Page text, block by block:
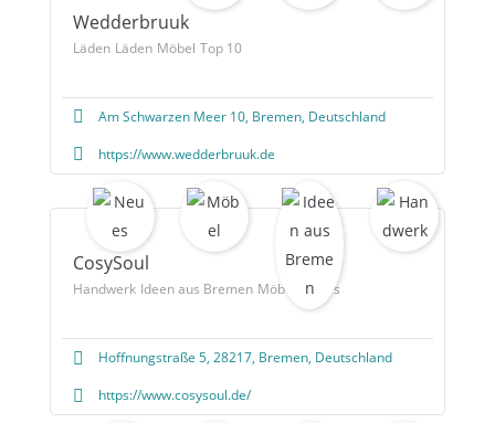
Wedderbruuk
Läden Läden Möbel Top 10
Am Schwarzen Meer 10, Bremen, Deutschland
https://www.wedderbruuk.de
CosySoul
Handwerk Ideen aus Bremen Möbel Neues
Hoffnungstraße 5, 28217, Bremen, Deutschland
https://www.cosysoul.de/